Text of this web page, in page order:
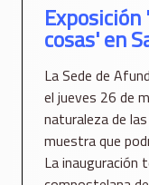
cosas' en
La Sede de
el jueves 26 de
naturaleza de
muestra que
La inauguración